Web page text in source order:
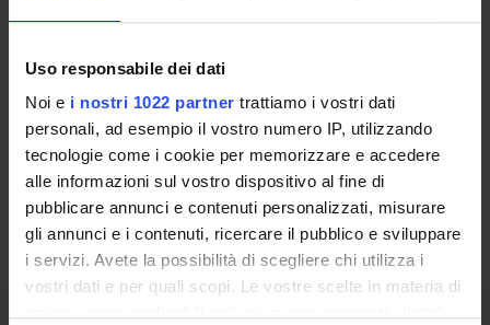
Uso responsabile dei dati
Noi e i nostri 1022 partner trattiamo i vostri dati
personali, ad esempio il vostro numero IP, utilizzando
tecnologie come i cookie per memorizzare e accedere
alle informazioni sul vostro dispositivo al fine di
pubblicare annunci e contenuti personalizzati, misurare
gli annunci e i contenuti, ricercare il pubblico e sviluppare
i servizi. Avete la possibilità di scegliere chi utilizza i
vostri dati e per quali scopi. Le vostre scelte in materia di
Contatti
Persone
Luoghi
Calendario